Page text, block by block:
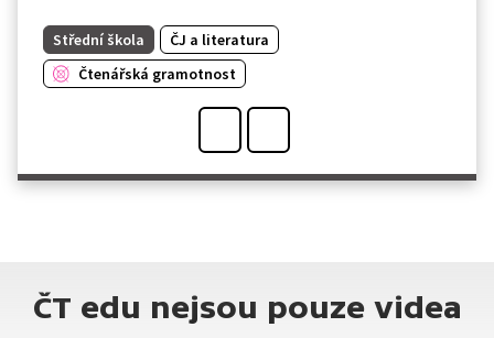
Střední škola
ČJ a literatura
Čtenářská gramotnost
ČT edu nejsou pouze videa